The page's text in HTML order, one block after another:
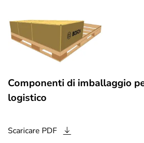
Componenti di imballaggio
logistico
Scaricare PDF